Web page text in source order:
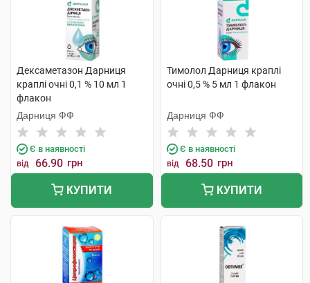
Дексаметазон Дарниця
краплі очні 0,1 % 10 мл 1
флакон
Дарниця ФФ
Є в наявності
від 66.90 грн
КУПИТИ
Тимолол Дарниця краплі
очні 0,5 % 5 мл 1 флакон
Дарниця ФФ
Є в наявності
від 68.50 грн
КУПИТИ